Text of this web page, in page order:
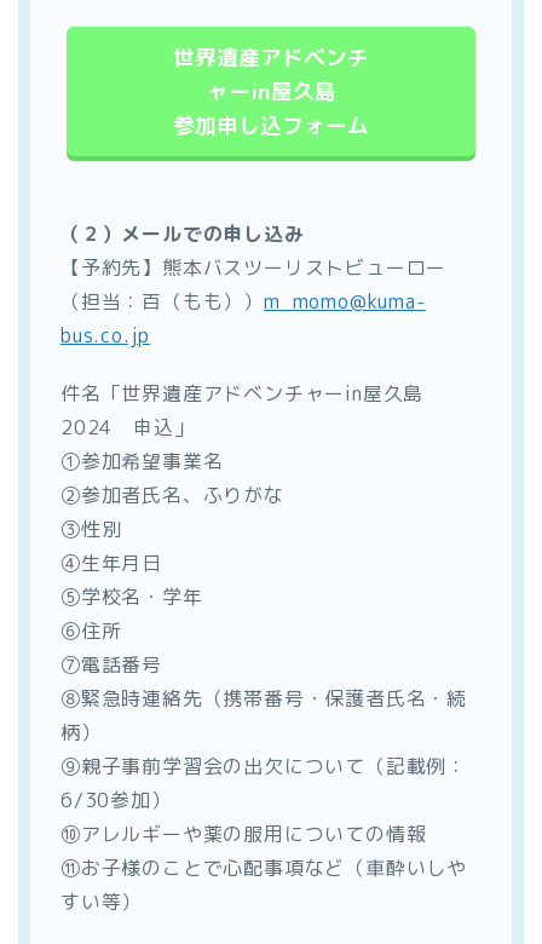
世界遺産アドベンチ
ャーin屋久島
参加申し込フォーム
（２）メールでの申し込み
【予約先】熊本バスツーリストビューロー
（担当：百（もも）） m_momo@kuma-
bus.co.jp
件名「世界遺産アドベンチャーin屋久島
2024 申込」
①参加希望事業名
②参加者氏名、ふりがな
③性別
④生年月日
⑤学校名・学年
⑥住所
⑦電話番号
⑧緊急時連絡先（携帯番号・保護者氏名・続
柄）
⑨親子事前学習会の出欠について（記載例：
6/30参加）
⑩アレルギーや薬の服用についての情報
⑪お子様のことで心配事項など（車酔いしや
すい等）